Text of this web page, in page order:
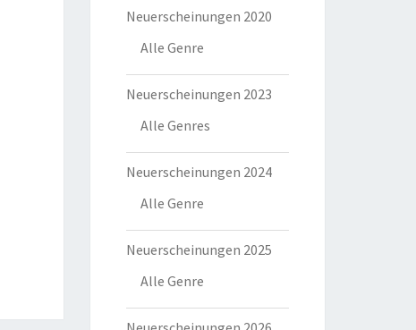
Neuerscheinungen 2020
Alle Genre
Neuerscheinungen 2023
Alle Genres
Neuerscheinungen 2024
Alle Genre
Neuerscheinungen 2025
Alle Genre